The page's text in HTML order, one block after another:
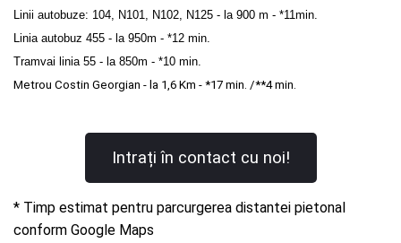
Linii autobuze: 104, N101, N102, N125 - la 900 m - *11min.
Linia autobuz 455 - la 950m - *12 min.
Tramvai linia 55 - la 850m - *10 min.
Metrou Costin Georgian - la 1,6 Km - *17 min. /**4 min.
Intrați în contact cu noi!
* Timp estimat pentru parcurgerea distantei pietonal
conform Google Maps